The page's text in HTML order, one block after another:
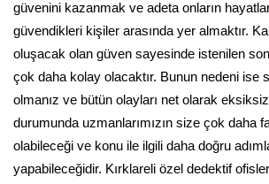
güvenini kazanmak ve adeta onların
güvendikleri kişiler arasında yer almaktır.
oluşacak olan güven sayesinde istenilen
çok daha kolay olacaktır. Bunun nedeni ise
olmanız ve bütün olayları net olarak
durumunda uzmanlarımızın size çok daha
olabileceği ve konu ile ilgili daha doğru
yapabileceğidir. Kırklareli özel dedektif